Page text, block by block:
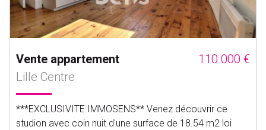
Vente appartement
110 000 €
Lille Centre
***EXCLUSIVITE IMMOSENS** Venez découvrir ce
studion avec coin nuit d'une surface de 18.54 m2 loi